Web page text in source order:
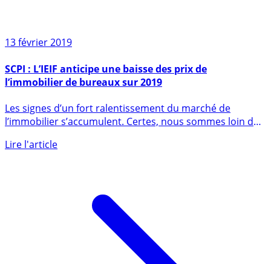
SCPI : L’IEIF anticipe une baisse des prix de
Les signes d’un fort ralentissement du marché de
l’immobilier s’accumulent. Certes, nous sommes loin de
la panique, (...)